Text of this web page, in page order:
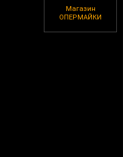
Магазин
ОПЕРМАЙКИ